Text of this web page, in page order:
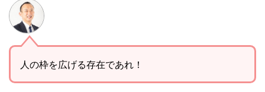
人の枠を広げる存在であれ！